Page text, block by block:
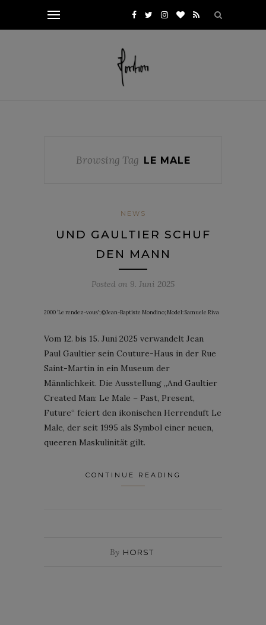
Browsing Tag LE MALE
NEWS
UND GAULTIER SCHUF
DEN MANN
Posted on 9. Juni 2025
2000 ‘Le rendez-vous’; ©Jean-Baptiste Mondino; Model: Samuele Riva
Vom 12. bis 15. Juni 2025 verwandelt Jean
Paul Gaultier sein Couture-Haus in der Rue
Saint-Martin in ein Museum der
Männlichkeit. Die Ausstellung „And Gaultier
Created Man: Le Male – Past, Present,
Future“ feiert den ikonischen Herrenduft Le
Male, der seit 1995 als Symbol einer neuen,
queeren Maskulinität gilt.
CONTINUE READING
By HORST